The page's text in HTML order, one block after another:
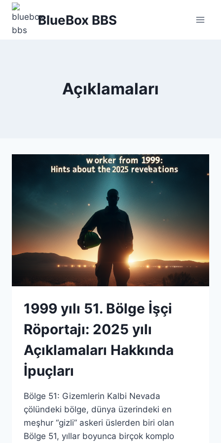
Skip
content
BlueBox BBS
Açıklamaları
1999 yılı 51. Bölge İşçi
Röportajı: 2025 yılı
Açıklamaları Hakkında
İpuçları
Bölge 51: Gizemlerin Kalbi Nevada
çölündeki bölge, dünya üzerindeki en
meşhur “gizli” askeri üslerden biri olan
Bölge 51, yıllar boyunca birçok komplo